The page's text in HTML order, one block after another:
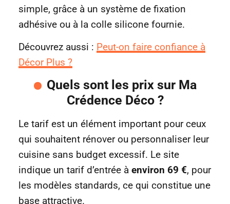
simple, grâce à un système de fixation
adhésive ou à la colle silicone fournie.
Découvrez aussi : Peut-on faire confiance à
Décor Plus ?
Quels sont les prix sur Ma
Crédence Déco ?
Le tarif est un élément important pour ceux
qui souhaitent rénover ou personnaliser leur
cuisine sans budget excessif. Le site
indique un tarif d’entrée à environ 69 €, pour
les modèles standards, ce qui constitue une
base attractive.